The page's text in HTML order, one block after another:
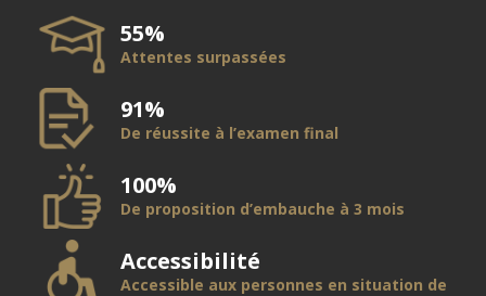
55%
Attentes surpassées
91%
De réussite à l’examen final
100%
De proposition d’embauche à 3 mois
Accessibilité
Accessible aux personnes en situation de